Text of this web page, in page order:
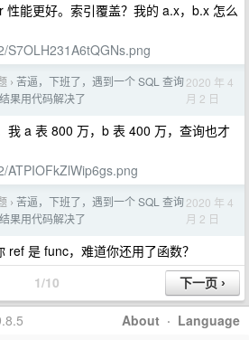
能更好。索引覆盖？我的 a.x，b.x 怎么
S7OLH231A6tQGNs.png
› 苦逼，下班了，遇到一个 SQL 查询
果用代码解决了
2020 年 4
月 2 日
我 a 表 800 万，b 表 400 万，查询也才
ATPIOFkZlWip6gs.png
› 苦逼，下班了，遇到一个 SQL 查询
果用代码解决了
2020 年 4
月 2 日
ref 是 func，难道你还用了函数？
1/10
About · Language